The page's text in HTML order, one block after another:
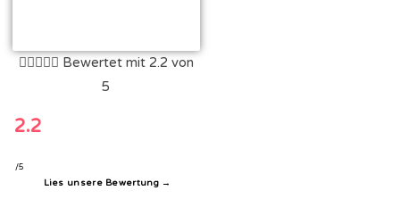
 Bewertet mit 2.2 von
5
2.2
/5
Lies unsere Bewertung →